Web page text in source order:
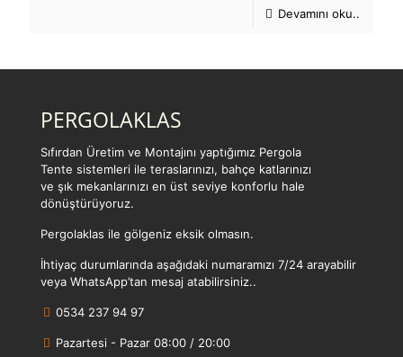
Devamını oku..
PERGOLAKLAS
Sıfırdan Üretim ve Montajını yaptığımız Pergola
Tente sistemleri ile teraslarınızı, bahçe katlarınızı
ve şık mekanlarınızı en üst seviye konforlu hale
dönüştürüyoruz.
Pergolaklas ile gölgeniz eksik olmasın.
İhtiyaç durumlarında aşağıdaki numaramızı 7/24 arayabilir
veya WhatsApp’tan mesaj atabilirsiniz..
0534 237 94 97
Pazartesi - Pazar 08:00 / 20:00